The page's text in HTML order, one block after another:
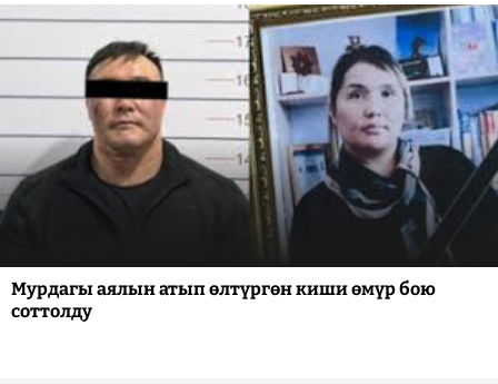
Мурдагы аялын атып өлтүргөн киши өмүр бою
соттолду